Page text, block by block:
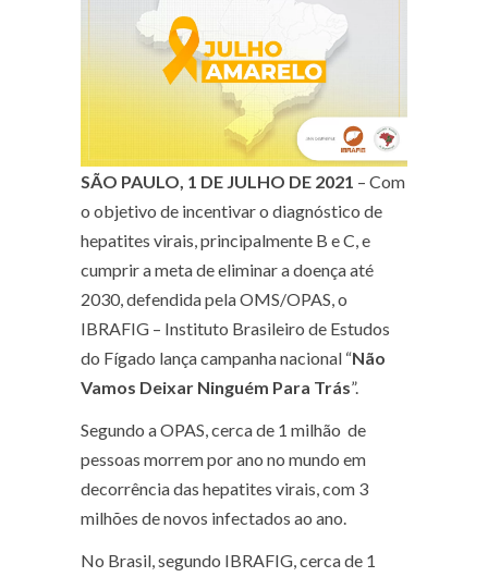
SÃO PAULO, 1 DE JULHO DE 2021 – Com
o objetivo de incentivar o diagnóstico de
hepatites virais, principalmente B e C, e
cumprir a meta de eliminar a doença até
2030, defendida pela OMS/OPAS, o
IBRAFIG – Instituto Brasileiro de Estudos
do Fígado lança campanha nacional “Não
Vamos Deixar Ninguém Para Trás”.
Segundo a OPAS, cerca de 1 milhão de
pessoas morrem por ano no mundo em
decorrência das hepatites virais, com 3
milhões de novos infectados ao ano.
No Brasil, segundo IBRAFIG, cerca de 1